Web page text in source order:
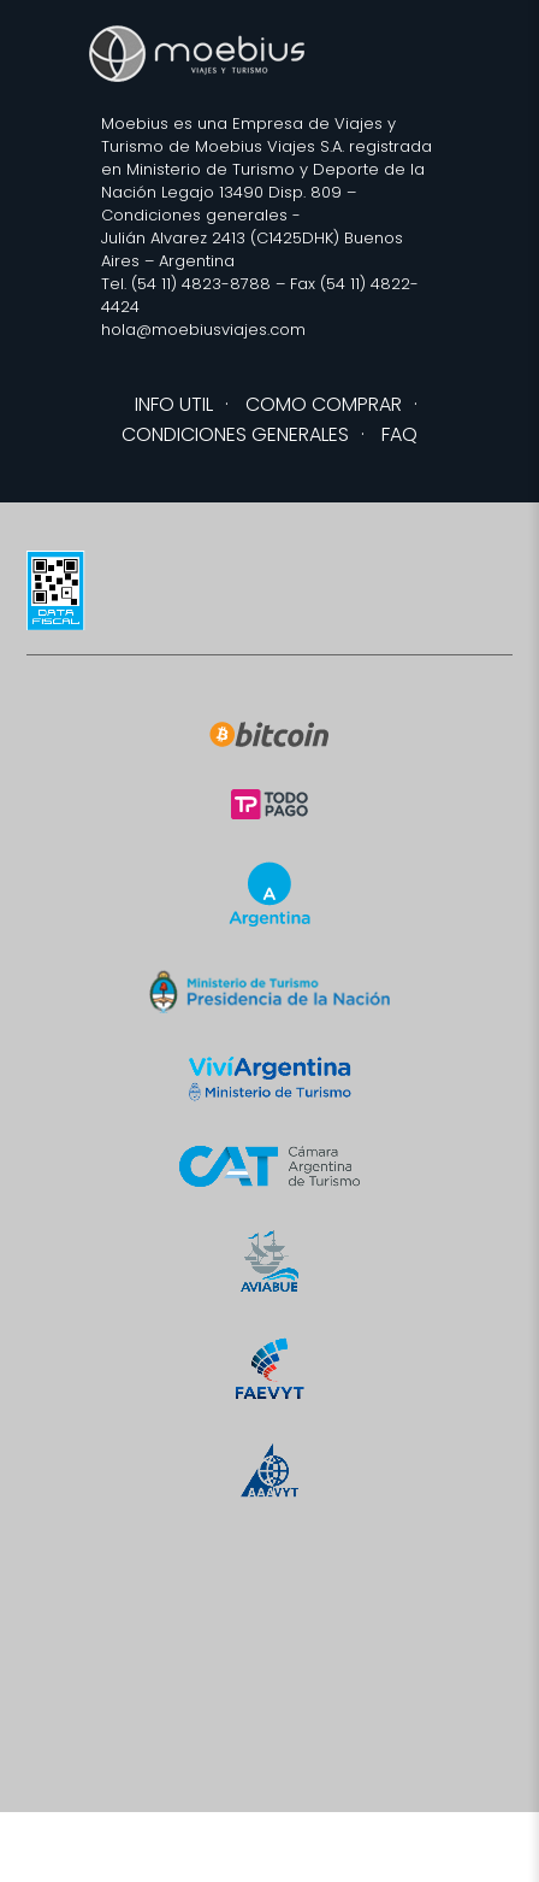
Moebius es una Empresa de Viajes y
Turismo de Moebius Viajes S.A. registrada
en Ministerio de Turismo y Deporte de la
Nación Legajo 13490 Disp. 809 –
Condiciones generales -
Julián Alvarez 2413 (C1425DHK) Buenos
Aires – Argentina
Tel. (54 11) 4823-8788 – Fax (54 11) 4822-
4424
hola@moebiusviajes.com
INFO UTIL · COMO COMPRAR ·
CONDICIONES GENERALES · FAQ